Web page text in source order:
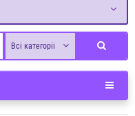
Всі категоріі